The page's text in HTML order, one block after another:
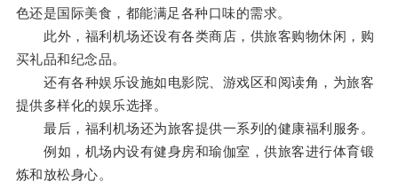
色还是国际美食，都能满足各种口味的需求。
此外，福利机场还设有各类商店，供旅客购物休闲，购
买礼品和纪念品。
还有各种娱乐设施如电影院、游戏区和阅读角，为旅客
提供多样化的娱乐选择。
最后，福利机场还为旅客提供一系列的健康福利服务。
例如，机场内设有健身房和瑜伽室，供旅客进行体育锻
炼和放松身心。